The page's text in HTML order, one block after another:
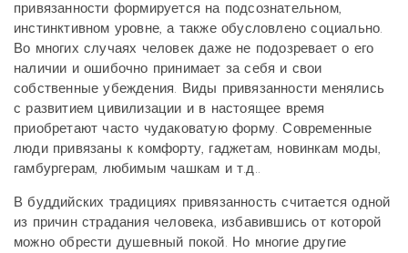
привязанности формируется на подсознательном,
инстинктивном уровне, а также обусловлено социально.
Во многих случаях человек даже не подозревает о его
наличии и ошибочно принимает за себя и свои
собственные убеждения. Виды привязанности менялись
с развитием цивилизации и в настоящее время
приобретают часто чудаковатую форму. Современные
люди привязаны к комфорту, гаджетам, новинкам моды,
гамбургерам, любимым чашкам и т.д..
В буддийских традициях привязанность считается одной
из причин страдания человека, избавившись от которой
можно обрести душевный покой. Но многие другие